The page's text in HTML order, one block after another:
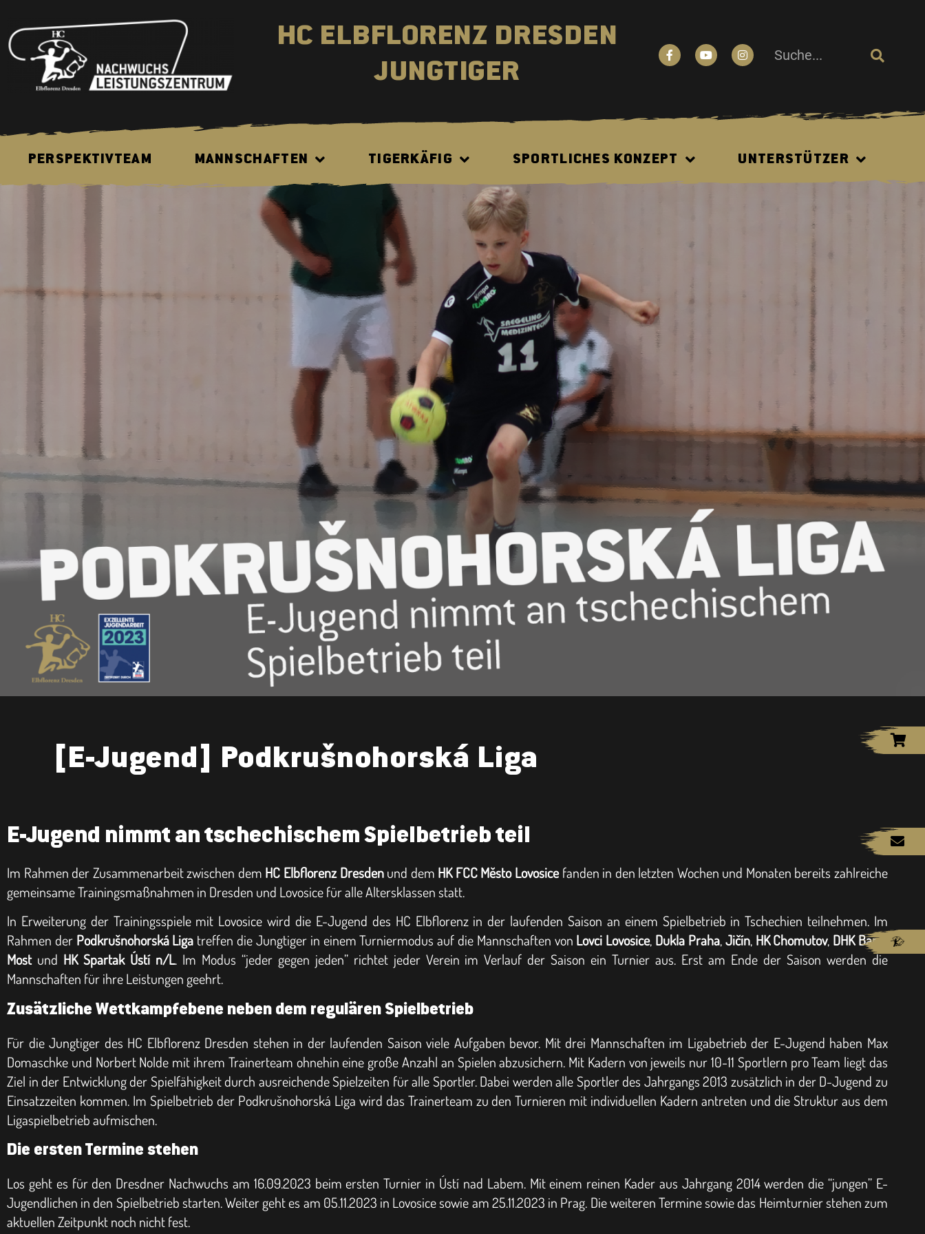
HC ELBFLORENZ DRESDEN
JUNGTIGER
PERSPEKTIVTEAM MANNSCHAFTEN TIGERKÄFIG SPORTLICHES KONZEPT UNTERSTÜTZER
[E-Jugend] Podkrušnohorská Liga
E-Jugend nimmt an tschechischem Spielbetrieb teil
Im Rahmen der Zusammenarbeit zwischen dem HC Elbflorenz Dresdenund dem HK FCC Město Lovosicefanden in den letzten Wochen und Monaten bereits zahlreiche
gemeinsame Trainingsmaßnahmen in Dresden und Lovosice für alle Altersklassen statt.
In Erweiterung der Trainingsspiele mit Lovosice wird die E-Jugend des HC Elbflorenz in der laufenden Saison an einem Spielbetrieb in Tschechien teilnehmen. Im
Rahmen der Podkrušnohorská Liga treffen die Jungtiger in einem Turniermodus auf die Mannschaften von Lovci Lovosice, Dukla Praha,Jičín, HK Chomutov, DHK Baník
Mostund HK Spartak Ústí n/L. Im Modus “jeder gegen jeden” richtet jeder Verein im Verlauf der Saison ein Turnier aus. Erst am Ende der Saison werden die
Mannschaften für ihre Leistungen geehrt.
Zusätzliche Wettkampfebene neben dem regulären Spielbetrieb
Für die Jungtiger des HC Elbflorenz Dresden stehen in der laufenden Saison viele Aufgaben bevor. Mit drei Mannschaften im Ligabetrieb der E-Jugend haben Max
Domaschke und Norbert Nolde mit ihrem Trainerteam ohnehin eine große Anzahl an Spielen abzusichern. Mit Kadern von jeweils nur 10-11 Sportlern pro Team liegt das
Ziel in der Entwicklung der Spielfähigkeit durch ausreichende Spielzeiten für alle Sportler. Dabei werden alle Sportler des Jahrgangs 2013 zusätzlich in der D-Jugend zu
Einsatzzeiten kommen. Im Spielbetrieb der Podkrušnohorská Liga wird das Trainerteam zu den Turnieren mit individuellen Kadern antreten und die Struktur aus dem
Ligaspielbetrieb aufmischen.
Die ersten Termine stehen
Los geht es für den Dresdner Nachwuchs am 16.09.2023 beim ersten Turnier in Ústí nad Labem. Mit einem reinen Kader aus Jahrgang 2014 werden die “jungen” E-
Jugendlichen in den Spielbetrieb starten. Weiter geht es am 05.11.2023 in Lovosice sowie am 25.11.2023 in Prag. Die weiteren Termine sowie das Heimturnier stehen zum
aktuellen Zeitpunkt noch nicht fest.